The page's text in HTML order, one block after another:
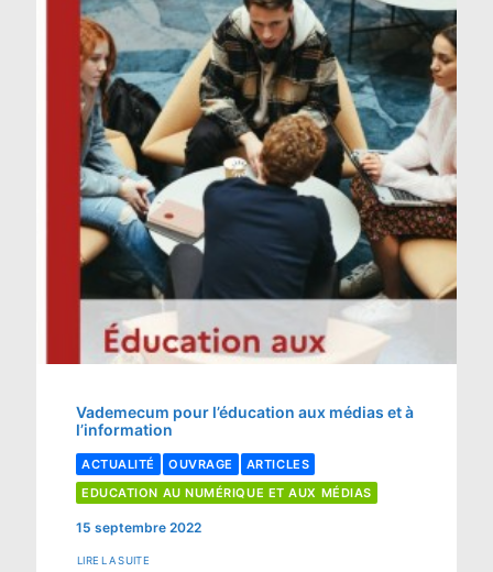
Vademecum pour l’éducation aux médias et à
l’information
ACTUALITÉ OUVRAGE
ARTICLES
EDUCATION AU NUMÉRIQUE ET AUX MÉDIAS
15 septembre 2022
LIRE LA SUITE